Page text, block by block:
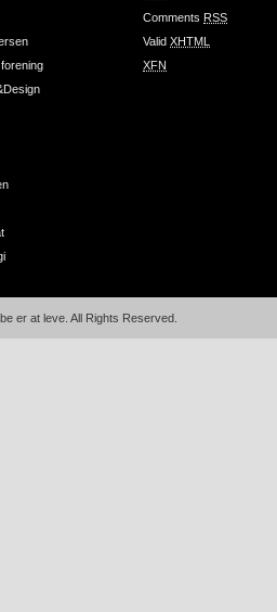
Comments RSS
Valid XHTML
XFN
er at leve. All Rights Reserved.